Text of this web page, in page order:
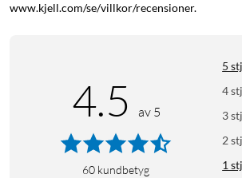
www.kjell.com/se/villkor/recensioner.
4.5 av 5
60 kundbetyg
5
4
3
2
1